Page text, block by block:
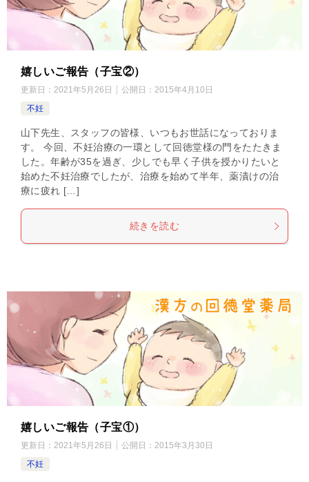
嬉しいご報告（子宝②）
更新日： 2021年5月26日 公開日： 2015年4月10日
不妊
山下先生、スタッフの皆様、いつもお世話になっておりま
す。 今回、不妊治療の一環として回徳堂様の門をたたきま
した。年齢が35を過ぎ、少しでも早く子供を授かりたいと
始めた不妊治療でしたが、治療を始めて半年、薬漬けの治
療に疲れ […]
続きを読む
嬉しいご報告（子宝①）
更新日： 2021年5月26日 公開日： 2015年3月30日
不妊